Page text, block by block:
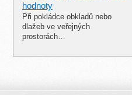
hodnoty
Při pokládce obkladů nebo
dlažeb ve veřejných
prostorách…